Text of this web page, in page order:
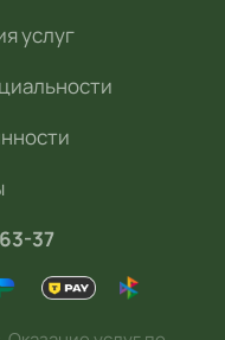
услуг
37